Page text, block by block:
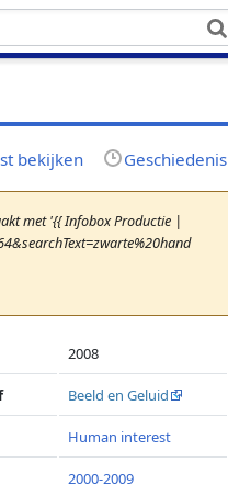
bekijken Geschiedenis
met '{{ Infobox Productie |
2008
Beeld en Geluid
Human interest
2000-2009